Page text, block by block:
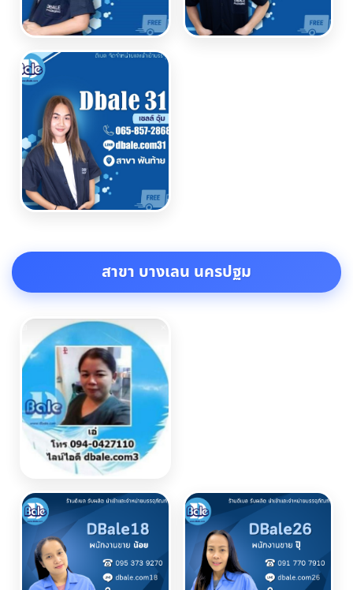
สาขา บางเลน นครปฐม